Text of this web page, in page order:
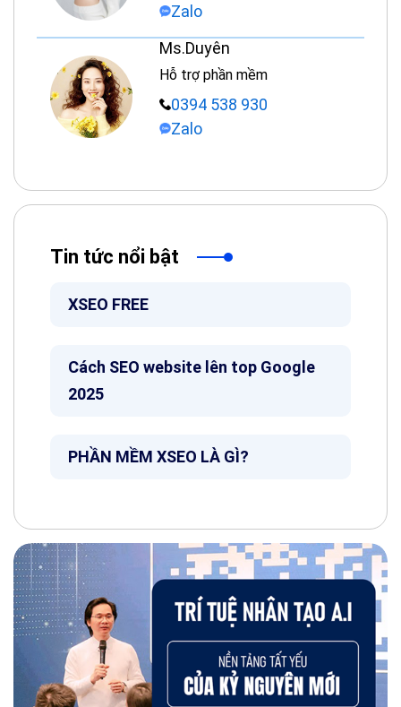
Zalo
Ms.Duyên
Hỗ trợ phần mềm
0394 538 930
Zalo
Tin tức nổi bật
XSEO FREE
Cách SEO website lên top Google
2025
PHẦN MỀM XSEO LÀ GÌ?